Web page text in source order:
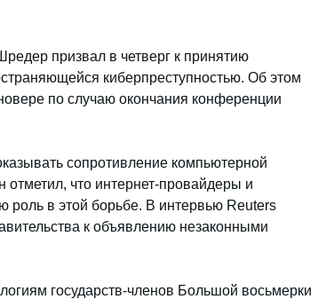
призвал в четверг к принятию
киберпреступностью. Об этом
по случаю окончания конференции
сопротивление компьютерной
отметил, что интернет-провайдеры и
роль в этой борьбе. В интервью Reuters
к объявлению незаконными
государств-членов Большой восьмерки